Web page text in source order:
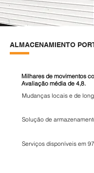
ALMACENAMIENTO
Milhares de movimentos
Avaliação média de 4,8.
Mudanças locais e de
Solução de
Serviços disponíveis em